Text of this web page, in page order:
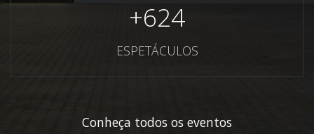
+624
ESPETÁCULOS
Conheça todos os eventos